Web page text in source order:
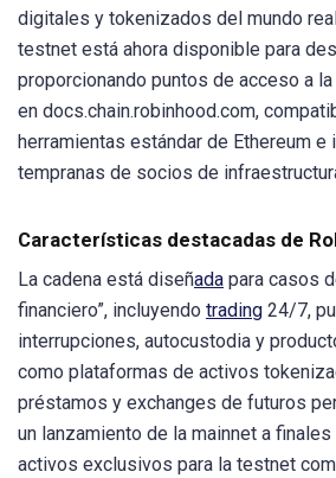
digitales y tokenizados del mundo
testnet está ahora disponible para
proporcionando puntos de acceso a
en docs.chain.robinhood.com,
herramientas estándar de Ethereum e
tempranas de socios de
Características destacadas de
La cadena está diseñada para casos
financiero”, incluyendo trading 24/7,
interrupciones, autocustodia y
como plataformas de activos
préstamos y exchanges de futuros
un lanzamiento de la mainnet a
activos exclusivos para la testnet